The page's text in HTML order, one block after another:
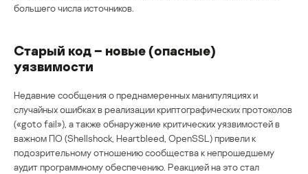
большего числа источников.
Старый код – новые (опасные)
уязвимости
Недавние сообщения о преднамеренных манипуляциях и
случайных ошибках в реализации криптографических протоколов
(«goto fail»), а также обнаружение критических уязвимостей в
важном ПО (Shellshock, Heartbleed, OpenSSL) привели к
подозрительному отношению сообщества к непрошедшему
аудит программному обеспечению. Реакцией на это стал